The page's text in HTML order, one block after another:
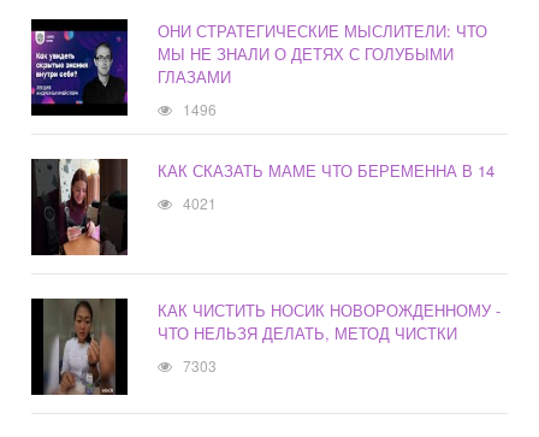
ОНИ СТРАТЕГИЧЕСКИЕ МЫСЛИТЕЛИ: ЧТО
МЫ НЕ ЗНАЛИ О ДЕТЯХ С ГОЛУБЫМИ
ГЛАЗАМИ
1496
КАК СКАЗАТЬ МАМЕ ЧТО БЕРЕМЕННА В 14
4021
КАК ЧИСТИТЬ НОСИК НОВОРОЖДЕННОМУ -
ЧТО НЕЛЬЗЯ ДЕЛАТЬ, МЕТОД ЧИСТКИ
7303